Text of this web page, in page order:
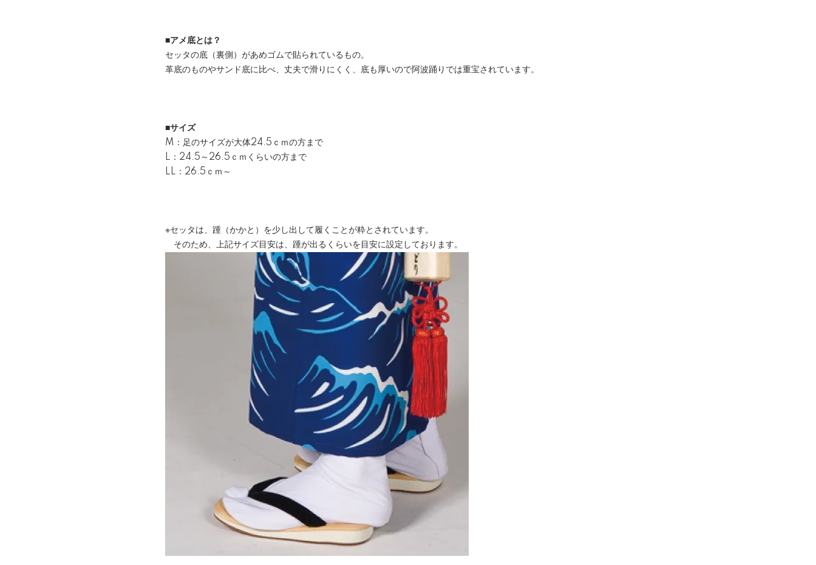
■アメ底とは？
セッタの底（裏側）があめゴムで貼られているもの。
革底のものやサンド底に比べ、丈夫で滑りにくく、底も厚いので阿波踊りでは重宝されています。
■サイズ
M：足のサイズが大体24.5ｃｍの方まで
L：24.5～26.5ｃｍくらいの方まで
LL：26.5ｃｍ～
※セッタは、踵（かかと）を少し出して履くことが粋とされています。
そのため、上記サイズ目安は、踵が出るくらいを目安に設定しております。